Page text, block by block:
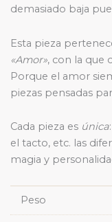
demasiado baja
Esta pieza
«Amor», con la que
Porque el amor
piezas pensadas
Cada pieza es única
el tacto, etc. las
magia y
Peso